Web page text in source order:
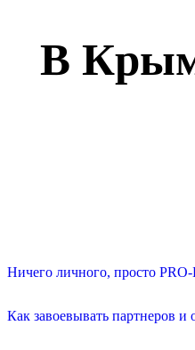
В
Ничего личного, просто PRO-
Как завоевывать партнеров и